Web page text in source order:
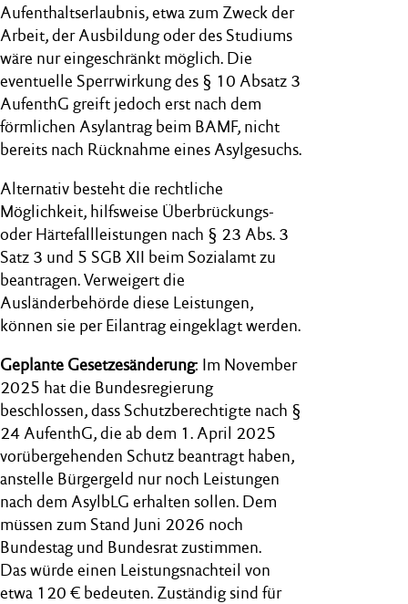
Aufenthaltserlaubnis, etwa zum Zweck der
Arbeit, der Ausbildung oder des Studiums
wäre nur eingeschränkt möglich. Die
eventuelle Sperrwirkung des § 10 Absatz 3
AufenthG greift jedoch erst nach dem
förmlichen Asylantrag beim BAMF, nicht
bereits nach Rücknahme eines Asylgesuchs.
Alternativ besteht die rechtliche
Möglichkeit, hilfsweise Überbrückungs-
oder Härtefallleistungen nach § 23 Abs. 3
Satz 3 und 5 SGB XII beim Sozialamt zu
beantragen. Verweigert die
Ausländerbehörde diese Leistungen,
können sie per Eilantrag eingeklagt werden.
Geplante Gesetzesänderung: Im November
2025 hat die Bundesregierung
beschlossen, dass Schutzberechtigte nach §
24 AufenthG, die ab dem 1. April 2025
vorübergehenden Schutz beantragt haben,
anstelle Bürgergeld nur noch Leistungen
nach dem AsylbLG erhalten sollen. Dem
müssen zum Stand Juni 2026 noch
Bundestag und Bundesrat zustimmen.
Das würde einen Leistungsnachteil von
etwa 120 € bedeuten. Zuständig sind für